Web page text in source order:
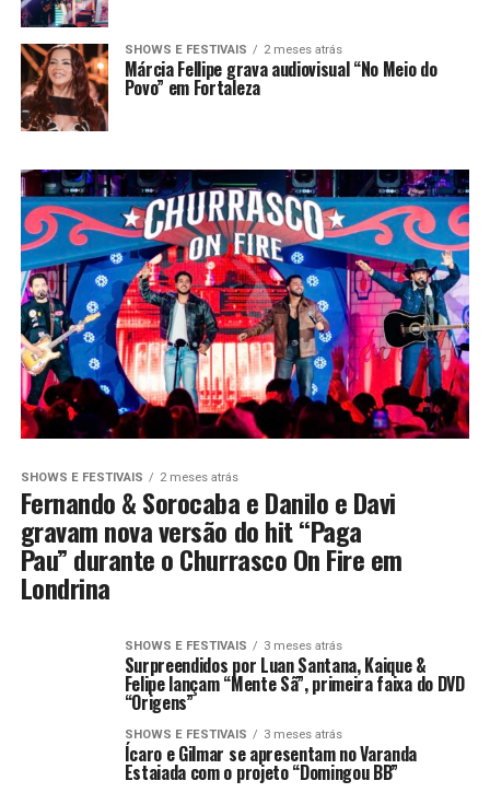
SHOWS E FESTIVAIS 2 meses atrás
Márcia Fellipe grava audiovisual “No Meio do
Povo” em Fortaleza
SHOWS E FESTIVAIS 2 meses atrás
Fernando & Sorocaba e Danilo e Davi
gravam nova versão do hit “Paga
Pau” durante o Churrasco On Fire em
Londrina
SHOWS E FESTIVAIS 3 meses atrás
Surpreendidos por Luan Santana, Kaique &
Felipe lançam “Mente Sã”, primeira faixa do DVD
“Origens”
SHOWS E FESTIVAIS 3 meses atrás
Ícaro e Gilmar se apresentam no Varanda
Estaiada com o projeto “Domingou BB”